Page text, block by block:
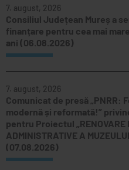
MONITORUL OFICIAL LOCAL
7. august, 2026
Consiliul Județean Mureș a
finanțare pentru cea mai
ani (06.08.2026)
7. august, 2026
Comunicat de presă „PNRR:
modernă și reformată!”
pentru Proiectul „RENOVARE
ADMINISTRATIVE A
(07.08.2026)